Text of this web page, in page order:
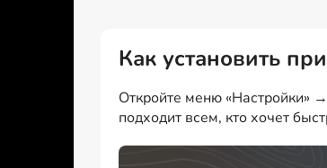
Как установить
Откройте меню «Настройки»
подходит всем, кто хочет